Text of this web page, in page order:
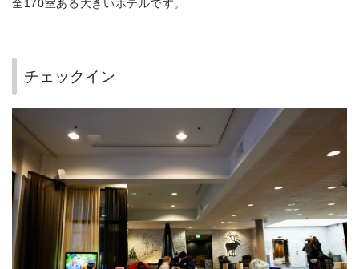
全170室ある大きいホテルです。
チェックイン